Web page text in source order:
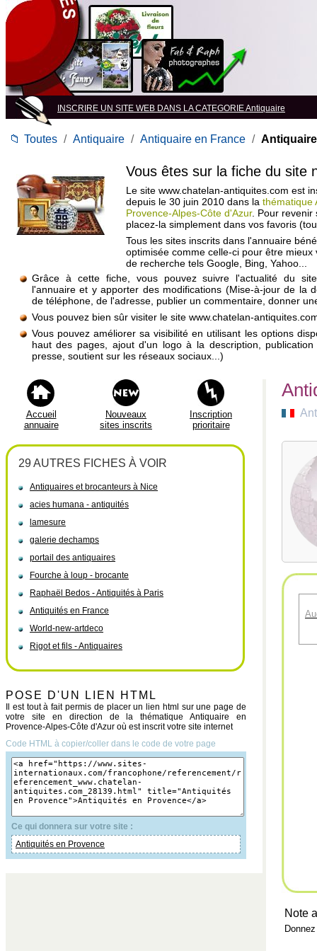
INSCRIRE UN SITE WEB DANS LA CATEGORIE Antiquaire
📁 Toutes / Antiquaire / Antiquaire en France /
Vous êtes sur la fiche du site
Le site www.chatelan-antiquites.com est
depuis le 30 juin 2010 dans la thématique
Provence-Alpes-Côte d'Azur. Pour revenir
placez-la simplement dans vos favoris
Tous les sites inscrits dans l'annuaire
optimisée comme celle-ci pour être mieux
de recherche tels Google, Bing, Yahoo...
Grâce à cette fiche, vous pouvez suivre l'actualité du
l'annuaire et y apporter des modifications (Mise-à-jour de la
de téléphone, de l'adresse, publier un commentaire, donner
Vous pouvez bien sûr visiter le site www.chatelan-
Vous pouvez améliorer sa visibilité en utilisant les options
haut des pages, ajout d'un logo à la description,
presse, soutient sur les réseaux sociaux...)
Accueil
annuaire
Nouveaux
sites inscrits
Inscription
prioritaire
29 AUTRES FICHES À VOIR
Antiquaires et brocanteurs à Nice
acies humana - antiquités
lamesure
galerie dechamps
portail des antiquaires
Fourche à loup - brocante
Raphaël Bedos - Antiquités à Paris
Antiquités en France
World-new-artdeco
Rigot et fils - Antiquaires
POSE D'UN LIEN HTML
Il est tout à fait permis de placer un lien html sur une page de
votre site en direction de la thématique Antiquaire en
Provence-Alpes-Côte d'Azur où est inscrit votre site internet
Code HTML à copier/coller dans le code de votre page
Ce qui donnera sur votre site :
Antiquités en Provence
Note